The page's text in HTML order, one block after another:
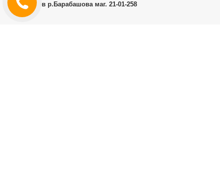
г.Харьков р.Барабашова маг. 21-01-258